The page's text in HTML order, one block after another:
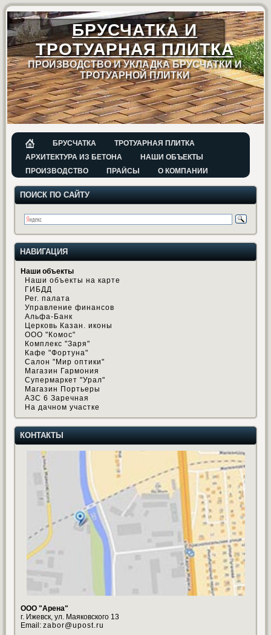
БРУСЧАТКА И
ТРОТУАРНАЯ ПЛИТКА
ПРОИЗВОДСТВО И УКЛАДКА БРУСЧАТКИ И
ТРОТУАРНОЙ ПЛИТКИ
БРУСЧАТКА
ТРОТУАРНАЯ ПЛИТКА
АРХИТЕКТУРА ИЗ БЕТОНА
НАШИ ОБЪЕКТЫ
ПРОИЗВОДСТВО
ПРАЙСЫ О КОМПАНИИ
ПОИСК ПО САЙТУ
НАВИГАЦИЯ
Наши объекты
Наши объекты на карте
ГИБДД
Рег. палата
Управление финансов
Альфа-Банк
Церковь Казан. иконы
ООО "Комос"
Комплекс "Заря"
Кафе "Фортуна"
Салон "Мир оптики"
Магазин Гармония
Супермаркет "Урал"
Магазин Портьеры
АЗС 6 Заречная
На дачном участке
КОНТАКТЫ
ООО "Арена"
г. Ижевск, ул. Маяковского 13
Email: zabor@upost.ru